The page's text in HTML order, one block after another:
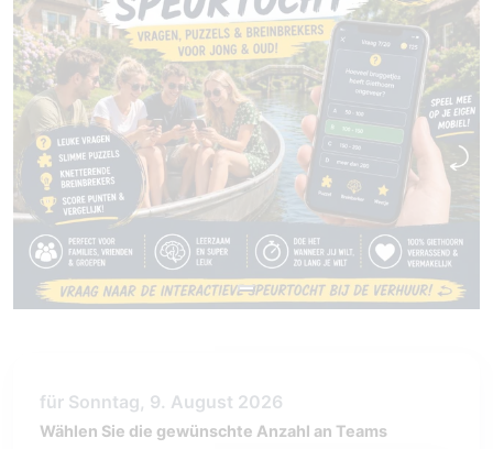
für Sonntag, 9. August 2026
Wählen Sie die gewünschte Anzahl an Teams